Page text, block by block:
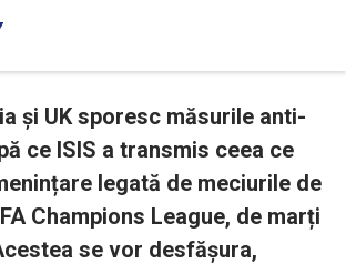
și UK sporesc măsurile anti-
ce ISIS a transmis ceea ce
legată de meciurile de
Champions League, de marți
se vor desfășura,